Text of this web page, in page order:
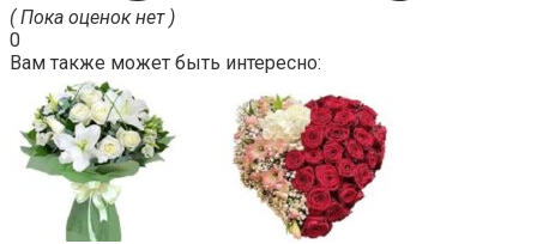
( Пока оценок нет )
0
Вам также может быть интересно: